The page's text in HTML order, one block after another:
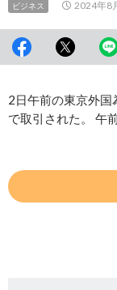
ビジネス 2024年8
2日午前の東京外
で取引された。 午